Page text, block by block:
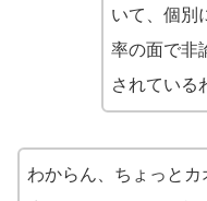
いて、個別
率の面で非
されている
わからん、ちょっと